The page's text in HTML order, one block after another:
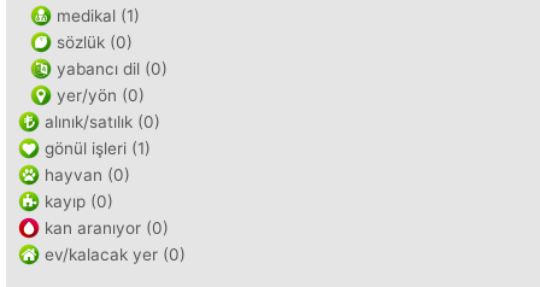
medikal (1)
sözlük (0)
yabancı dil (0)
yer/yön (0)
alınık/satılık (0)
gönül işleri (1)
hayvan (0)
kayıp (0)
kan aranıyor (0)
ev/kalacak yer (0)